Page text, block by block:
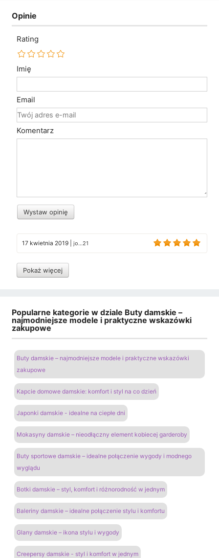
Opinie
Rating
Imię
Email
Komentarz
Wystaw opinię
17 kwietnia 2019 jo...21
Pokaż więcej
Popularne kategorie w dziale Buty damskie –
najmodniejsze modele i praktyczne wskazówki
zakupowe
Buty damskie – najmodniejsze modele i praktyczne wskazówki
zakupowe
Kapcie domowe damskie: komfort i styl na co dzień
Japonki damskie - idealne na ciepłe dni
Mokasyny damskie – nieodłączny element kobiecej garderoby
Buty sportowe damskie – idealne połączenie wygody i modnego
wyglądu
Botki damskie – styl, komfort i różnorodność w jednym
Baleriny damskie – idealne połączenie stylu i komfortu
Glany damskie – ikona stylu i wygody
Creepersy damskie - styl i komfort w jednym